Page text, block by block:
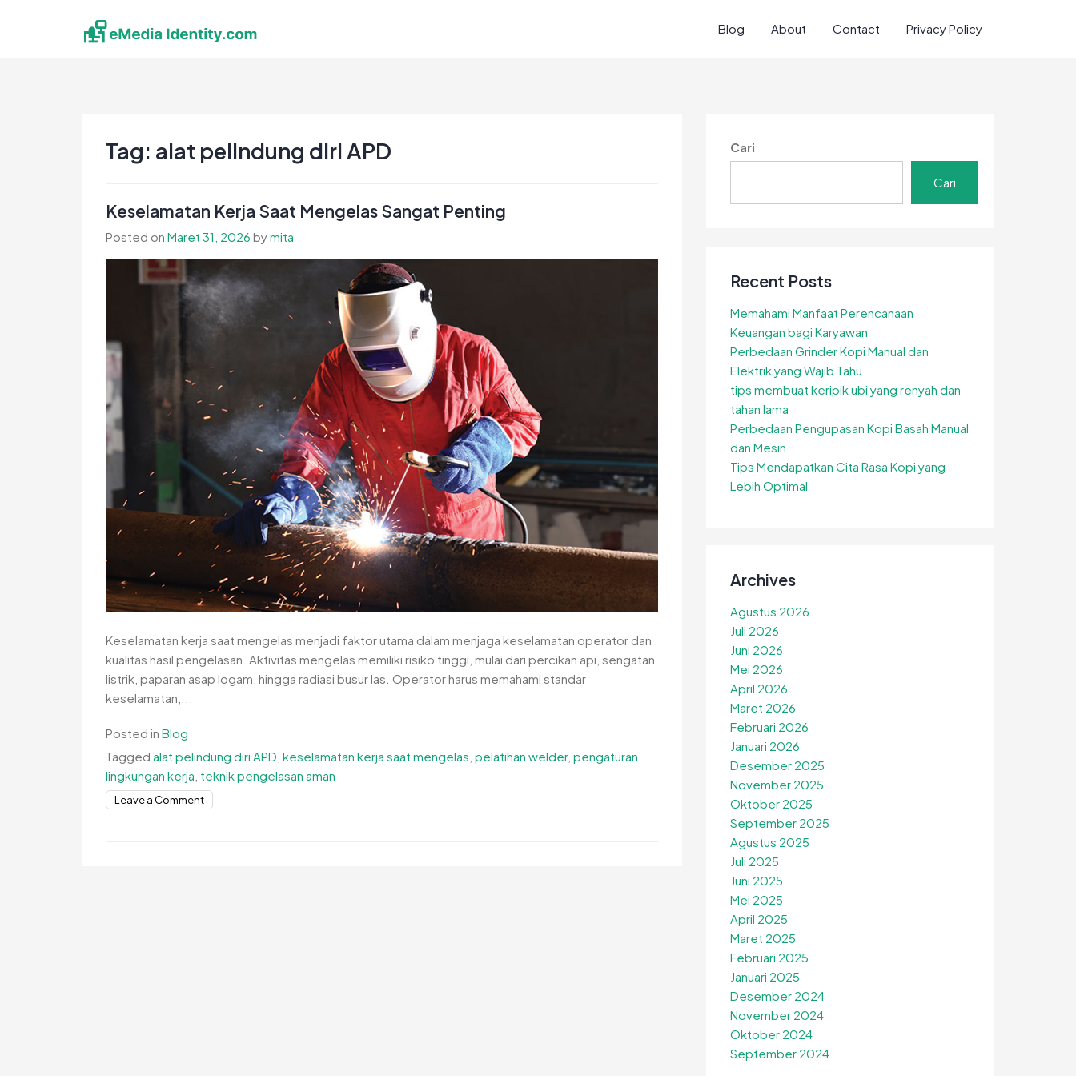
Blog About Contact Privacy Policy
Tag: alat pelindung diri APD
Keselamatan Kerja Saat Mengelas Sangat Penting
Posted on Maret 31, 2026 bymita
Keselamatan kerja saat mengelas menjadi faktor utama dalam menjaga keselamatan operator dan
kualitas hasil pengelasan. Aktivitas mengelas memiliki risiko tinggi, mulai dari percikan api, sengatan
listrik, paparan asap logam, hingga radiasi busur las. Operator harus memahami standar
keselamatan,...
Posted in Blog
Tagged alat pelindung diri APD keselamatan kerja saat mengelas pelatihan welder, pengaturan
lingkungan kerja teknik pengelasan aman
Leave a Commenton
Cari
Cari
Recent Posts
Memahami Manfaat Perencanaan
Keuangan bagi Karyawan
Perbedaan Grinder Kopi Manual dan
Elektrik yang Wajib Tahu
tips membuat keripik ubi yang renyah dan
tahan lama
Perbedaan Pengupasan Kopi Basah Manual
dan Mesin
Tips Mendapatkan Cita Rasa Kopi yang
Lebih Optimal
Archives
Agustus 2026
Juli 2026
Juni 2026
Mei 2026
April 2026
Maret 2026
Februari 2026
Januari 2026
Desember 2025
November 2025
Oktober 2025
September 2025
Agustus 2025
Juli 2025
Juni 2025
Mei 2025
April 2025
Maret 2025
Februari 2025
Januari 2025
Desember 2024
November 2024
Oktober 2024
September 2024